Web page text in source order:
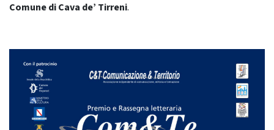
Comune di Cava de’ Tirreni.